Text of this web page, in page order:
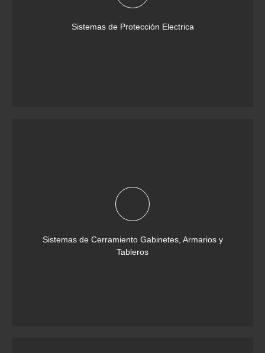
Sistemas de Protección Electrica
Sistemas de Cerramiento Gabinetes, Armarios y
Tableros